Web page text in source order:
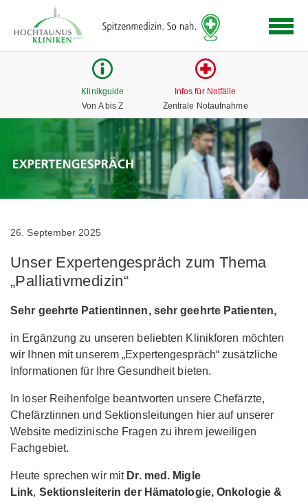
Link
zur
Startseite
Klinikguide
Von A bis Z
Infos für Notfälle
Zentrale Notaufnahme
26. September 2025
Unser Expertengespräch zum Thema
„Palliativmedizin“
Sehr geehrte Patientinnen, sehr geehrte Patienten,
in Ergänzung zu unseren beliebten Klinikforen möchten
wir Ihnen mit unserem „Expertengespräch“ zusätzliche
Informationen für Ihre Gesundheit bieten.
In loser Reihenfolge beantworten unsere Chefärzte,
Chefärztinnen und Sektionsleitungen hier auf unserer
Website medizinische Fragen zu ihrem jeweiligen
Fachgebiet.
Heute sprechen wir mit Dr. med. Migle
Link, Sektionsleiterin der Hämatologie, Onkologie &